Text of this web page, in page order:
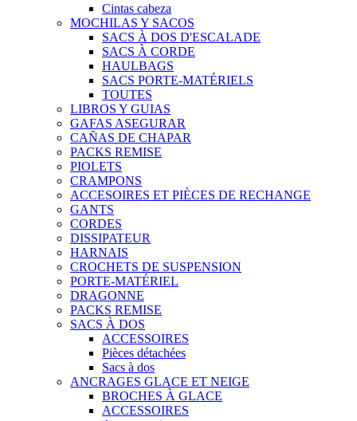
Cintas cabeza
MOCHILAS Y SACOS
SACS À DOS D'ESCALADE
SACS À CORDE
HAULBAGS
SACS PORTE-MATÉRIELS
TOUTES
LIBROS Y GUIAS
GAFAS ASEGURAR
CAÑAS DE CHAPAR
PACKS REMISE
PIOLETS
CRAMPONS
ACCESOIRES ET PIÈCES DE RECHANGE
GANTS
CORDES
DISSIPATEUR
HARNAIS
CROCHETS DE SUSPENSION
PORTE-MATÉRIEL
DRAGONNE
PACKS REMISE
SACS À DOS
ACCESSOIRES
Pièces détachées
Sacs à dos
ANCRAGES GLACE ET NEIGE
BROCHES À GLACE
ACCESSOIRES